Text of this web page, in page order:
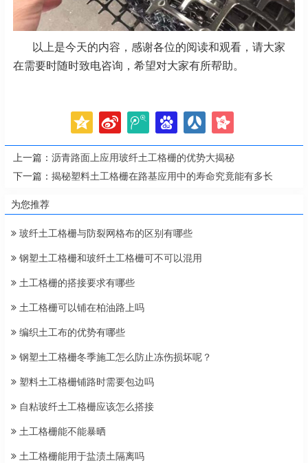
以上是今天的内容，感谢各位的阅读和观看，请大家
在需要时随时致电咨询，希望对大家有所帮助。
上一篇： 沥青路面上应用玻纤土工格栅的优势大揭秘
下一篇： 揭秘塑料土工格栅在路基应用中的寿命究竟能有多长
为您推荐
玻纤土工格栅与防裂网格布的区别有哪些
钢塑土工格栅和玻纤土工格栅可不可以混用
土工格栅的搭接要求有哪些
土工格栅可以铺在柏油路上吗
编织土工布的优势有哪些
钢塑土工格栅冬季施工怎么防止冻伤损坏呢？
塑料土工格栅铺路时需要包边吗
自粘玻纤土工格栅应该怎么搭接
土工格栅能不能暴晒
土工格栅能用于盐渍土隔离吗